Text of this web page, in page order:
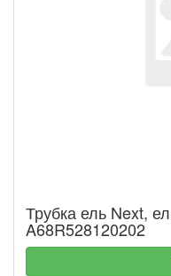
Трубка ель Next,
A68R528120202